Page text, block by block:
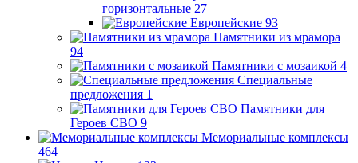
горизонтальные 27
Европейские 93
Памятники из мрамора
94
Памятники с мозаикой 4
Специальные
предложения 1
Памятники для
Героев СВО 9
Мемориальные комплексы
464